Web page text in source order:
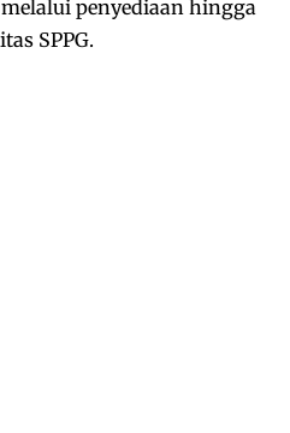
penyediaan hingga
SPPG.